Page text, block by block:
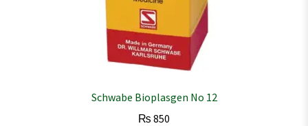
Schwabe Bioplasgen No 12
₨ 850